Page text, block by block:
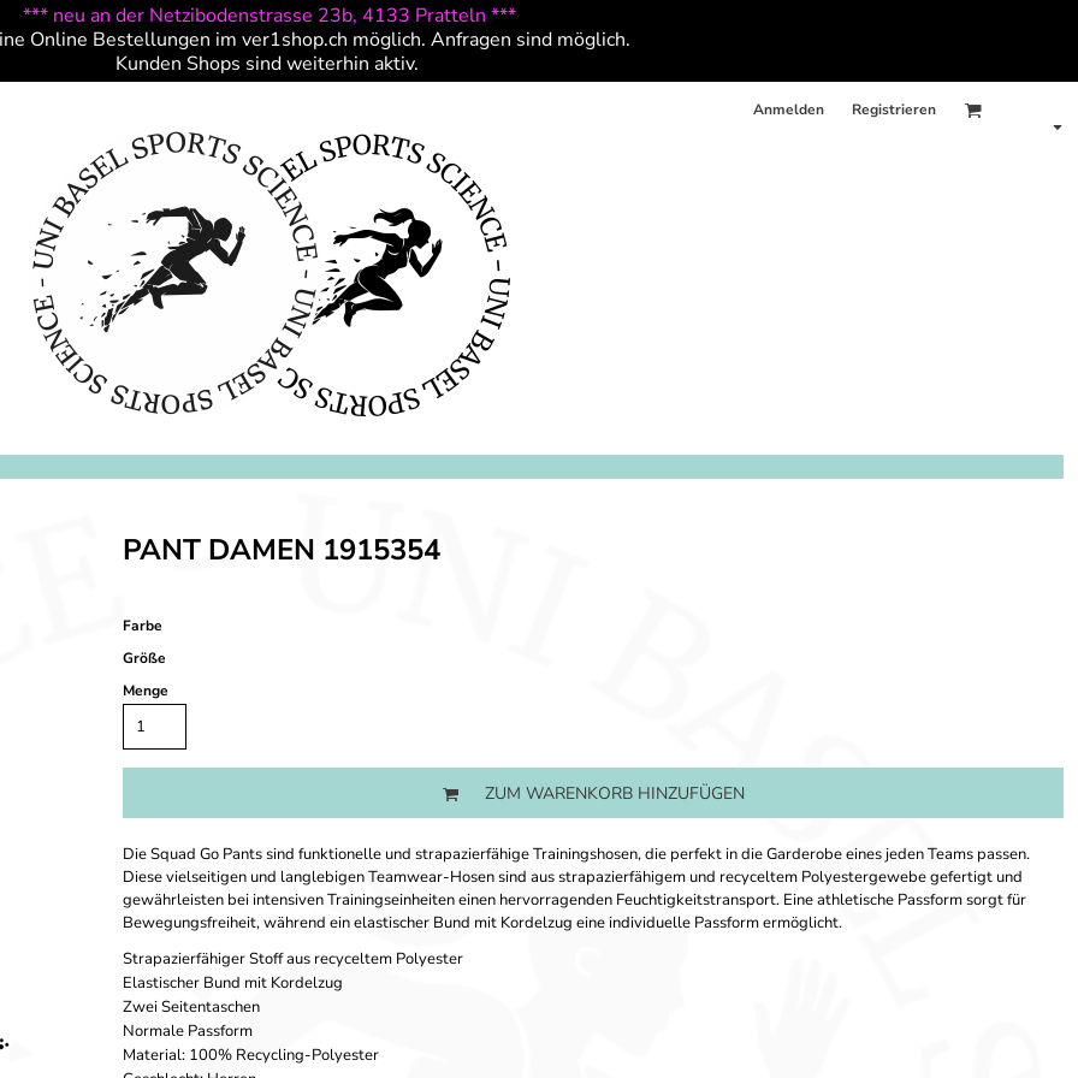
*** neu an der Netzibodenstrasse 23b, 4133 Pratteln ***
Online Bestellungen im ver1shop.ch möglich. Anfragen sind möglich.
Kunden Shops sind weiterhin aktiv.
Anmelden Registrieren
PANT DAMEN 1915354
Farbe
Größe
Menge
ZUM WARENKORB HINZUFÜGEN
Die Squad Go Pants sind funktionelle und strapazierfähige Trainingshosen, die perfekt in die Garderobe eines jeden Teams passen.
Diese vielseitigen und langlebigen Teamwear-Hosen sind aus strapazierfähigem und recyceltem Polyestergewebe gefertigt und
gewährleisten bei intensiven Trainingseinheiten einen hervorragenden Feuchtigkeitstransport. Eine athletische Passform sorgt für
Bewegungsfreiheit, während ein elastischer Bund mit Kordelzug eine individuelle Passform ermöglicht.
Strapazierfähiger Stoff aus recyceltem Polyester
Elastischer Bund mit Kordelzug
Zwei Seitentaschen
Normale Passform
Material: 100% Recycling-Polyester